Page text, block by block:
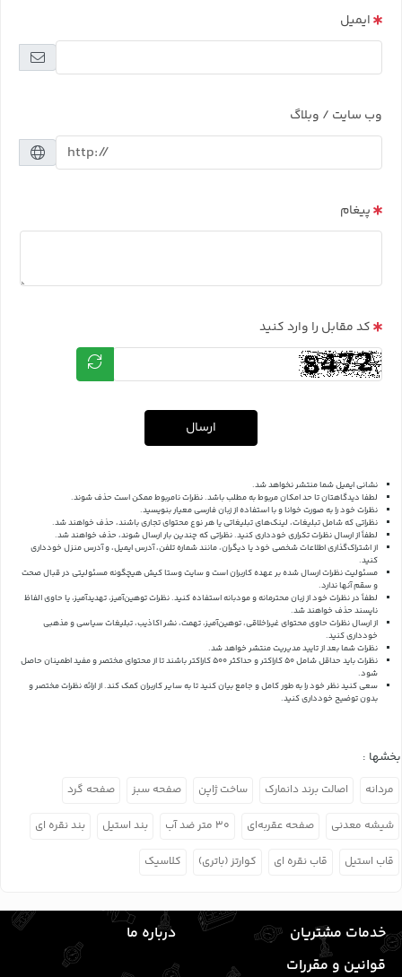
ایمیل
وب سایت / وبلاگ
پیغام
کد مقابل را وارد کنید
ارسال
نشانی ایمیل شما منتشر نخواهد شد.
لطفا دیدگاهتان تا حد امکان مربوط به مطلب باشد. نظرات نامربوط ممکن است حذف شوند.
نظرات خود را به صورت خوانا و با استفاده از زبان فارسی معیار بنویسید.
نظراتی که شامل تبلیغات، لینک‌های تبلیغاتی یا هر نوع محتوای تجاری باشند، حذف خواهند شد.
لطفاً از ارسال نظرات تکراری خودداری کنید. نظراتی که چندین بار ارسال شوند، حذف خواهند شد.
از اشتراک‌گذاری اطلاعات شخصی خود یا دیگران، مانند شماره تلفن، آدرس ایمیل، و آدرس منزل خودداری
کنید.
مسئولیت نظرات ارسال شده بر عهده کاربران است و سایت وستا کیش هیچگونه مسئولیتی در قبال صحت
و سقم آنها ندارد.
لطفاً در نظرات خود از زبان محترمانه و مودبانه استفاده کنید. نظرات توهین‌آمیز، تهدیدآمیز، یا حاوی الفاظ
ناپسند حذف خواهند شد.
از ارسال نظرات حاوی محتوای غیراخلاقی، توهین‌آمیز، تهمت، نشر اکاذیب، تبلیغات سیاسی و مذهبی
خودداری کنید.
نظرات شما بعد از تایید مدیریت منتشر خواهد شد.
نظرات باید حداقل شامل 50 کاراکتر و حداکثر 500 کاراکتر باشند تا از محتوای مختصر و مفید اطمینان حاصل
شود.
سعی کنید نظر خود را به طور کامل و جامع بیان کنید تا به سایر کاربران کمک کند.از ارائه نظرات مختصر و
بدون توضیح خودداری کنید.
بخشها :
مردانه اصالت برند دانمارک ساخت ژاپن صفحه سبز صفحه گرد
شیشه معدنی صفحه عقربه‌ای ۳۰ متر ضد آب بند استیل بند نقره ای
قاب استیل قاب نقره ای کوارتز (باتری) کلاسیک
خدمات مشتریان
درباره ما
قوانین و مقررات